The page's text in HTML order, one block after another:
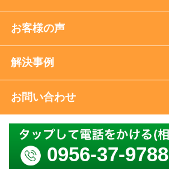
お客様の声
解決事例
お問い合わせ
0956-37-9788